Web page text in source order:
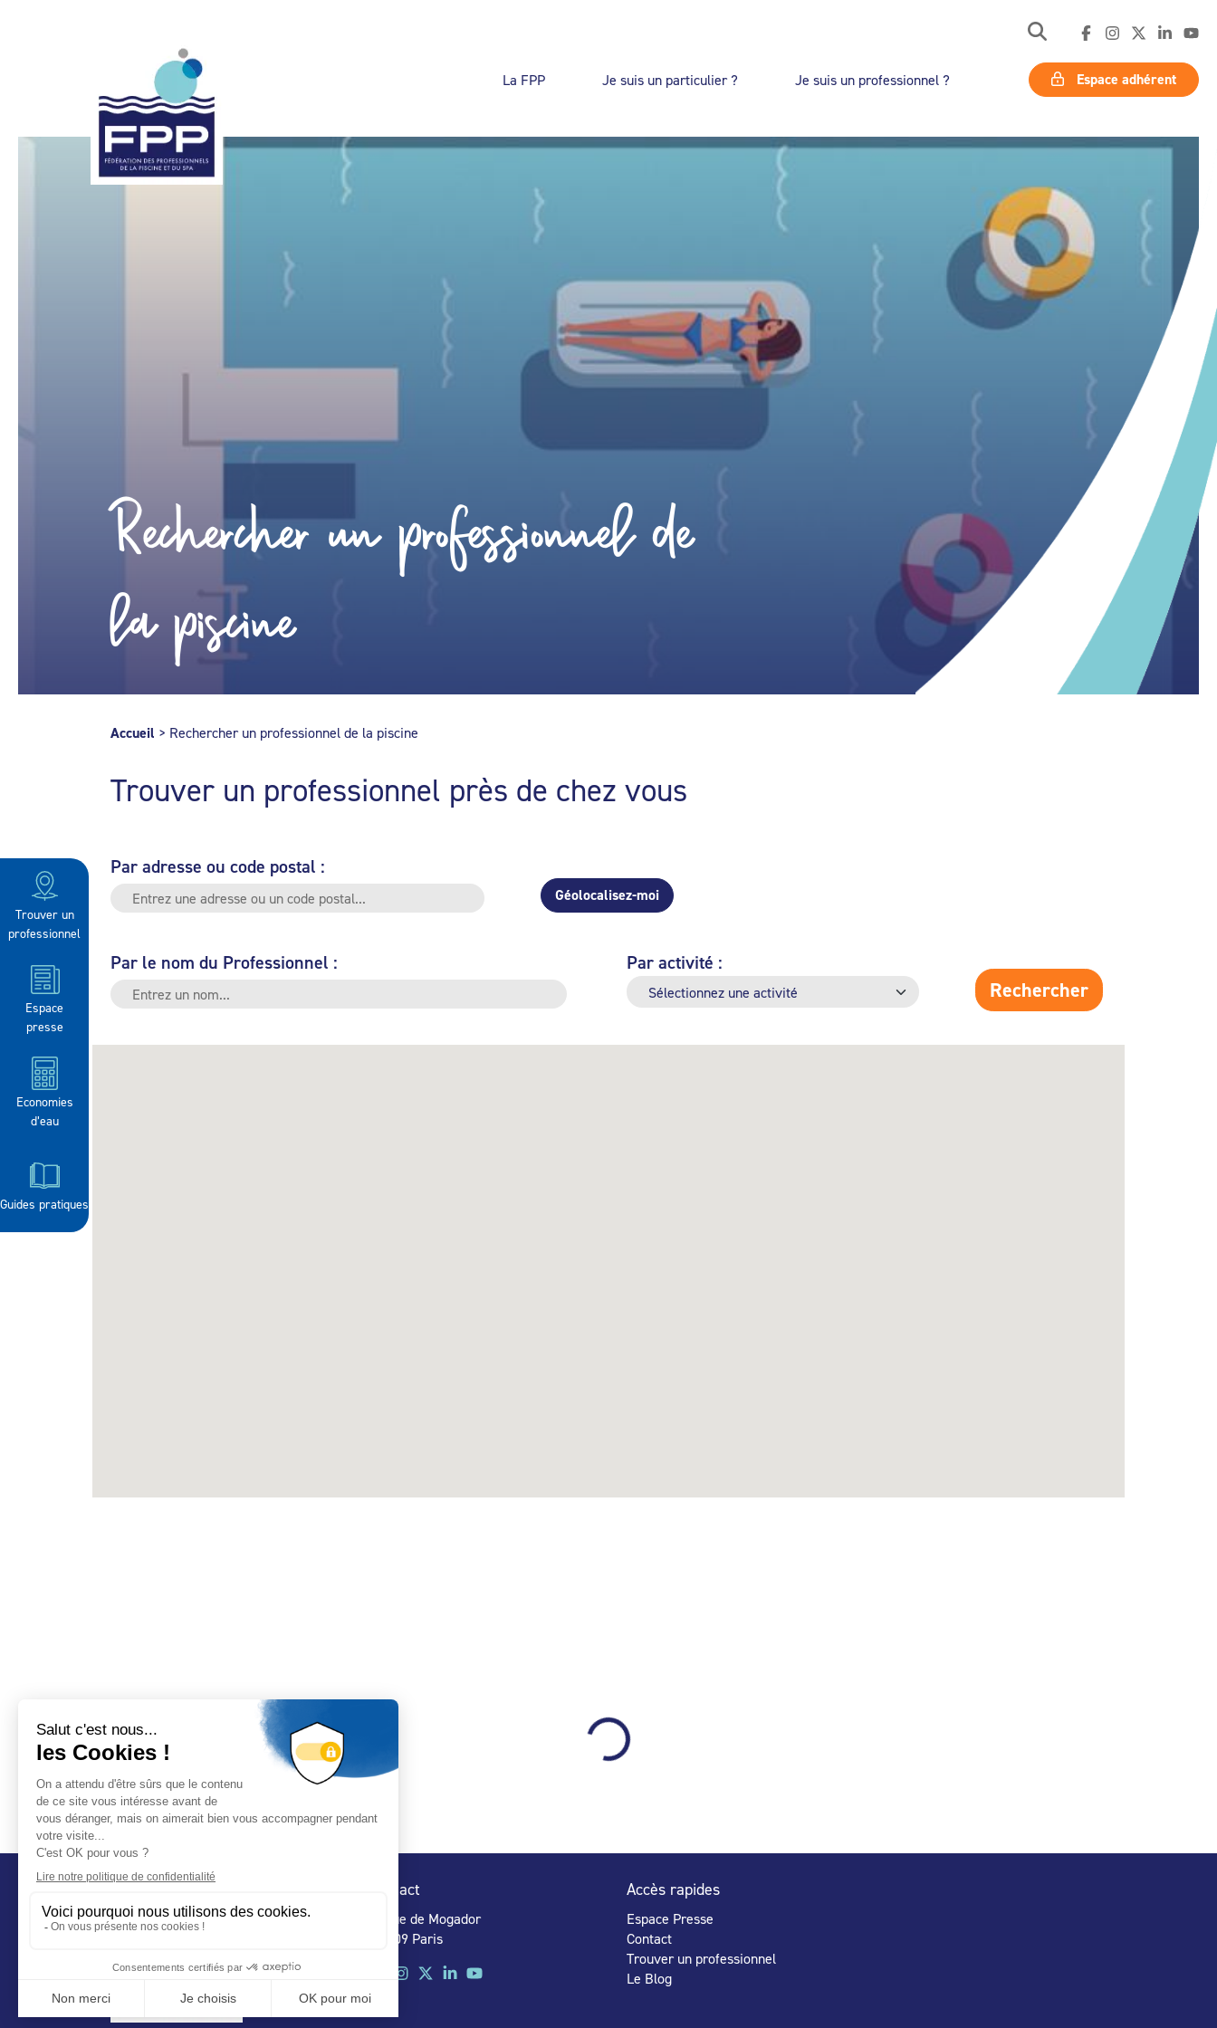
La FPP Je suis un particulier ? Je suis un professionnel ? Espace adhérent
Trouver un
professionnel
Espace
presse
Economies
d’eau
Guides pratiques
Rechercher un professionnel de
la piscine
Accueil > Rechercher un professionnel de la piscine
Trouver un professionnel près de chez vous
Par adresse ou code postal :
Géolocalisez-moi
Par le nom du Professionnel : Par activité :
Contact
32 rue de Mogador
75 009 Paris
Accès rapides
Espace Presse
Contact
Trouver un professionnel
Le Blog